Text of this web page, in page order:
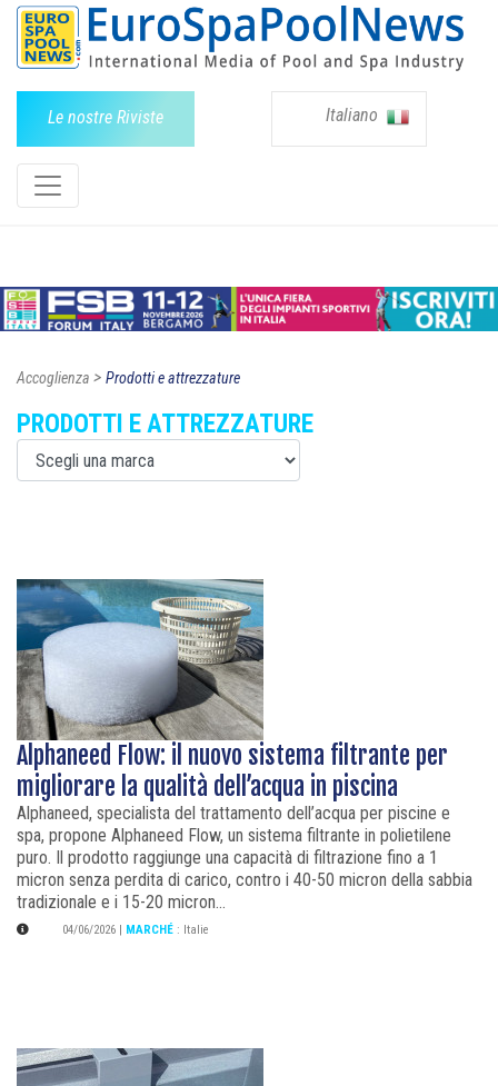
Le nostre Riviste Italiano
Accoglienza > Prodotti e attrezzature
PRODOTTI E ATTREZZATURE
Alphaneed Flow: il nuovo sistema filtrante per
migliorare la qualità dell’acqua in piscina
Alphaneed, specialista del trattamento dell’acqua per piscine e
spa, propone Alphaneed Flow, un sistema filtrante in polietilene
puro. Il prodotto raggiunge una capacità di filtrazione fino a 1
micron senza perdita di carico, contro i 40-50 micron della sabbia
tradizionale e i 15-20 micron...
04/06/2026 MARCHÉ : Italie